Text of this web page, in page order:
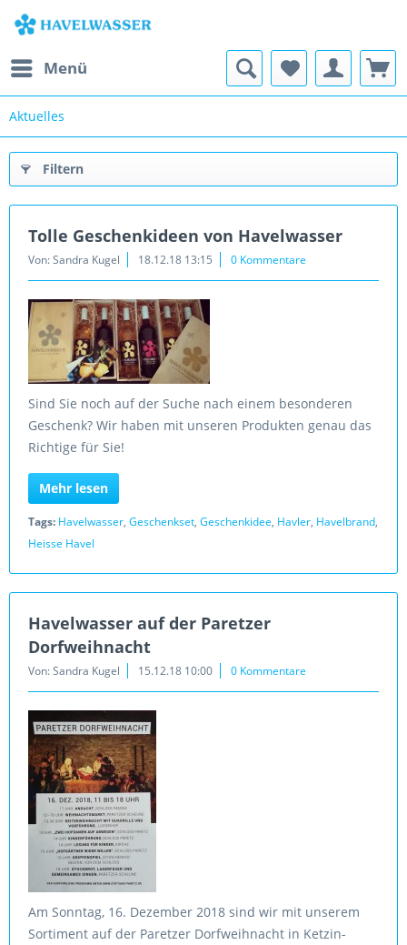
Menü
Aktuelles
Filtern
Tolle Geschenkideen von Havelwasser
Von: Sandra Kugel 18.12.18 13:15 0 Kommentare
Sind Sie noch auf der Suche nach einem besonderen
Geschenk? Wir haben mit unseren Produkten genau das
Richtige für Sie!
Mehr lesen
Tags: Havelwasser, Geschenkset, Geschenkidee, Havler, Havelbrand,
Heisse Havel
Havelwasser auf der Paretzer
Dorfweihnacht
Von: Sandra Kugel 15.12.18 10:00 0 Kommentare
Am Sonntag, 16. Dezember 2018 sind wir mit unserem
Sortiment auf der Paretzer Dorfweihnacht in Ketzin-